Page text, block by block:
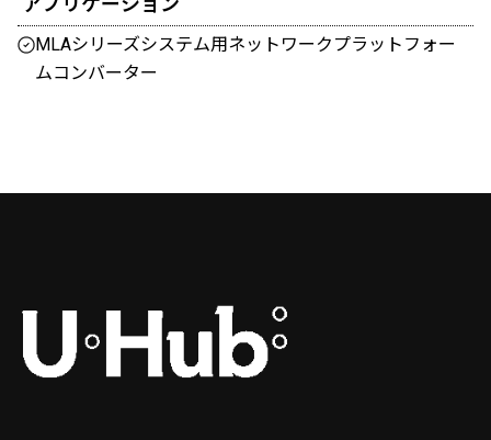
MLAシリーズシステム用ネットワークプラットフォー
ムコンバーター